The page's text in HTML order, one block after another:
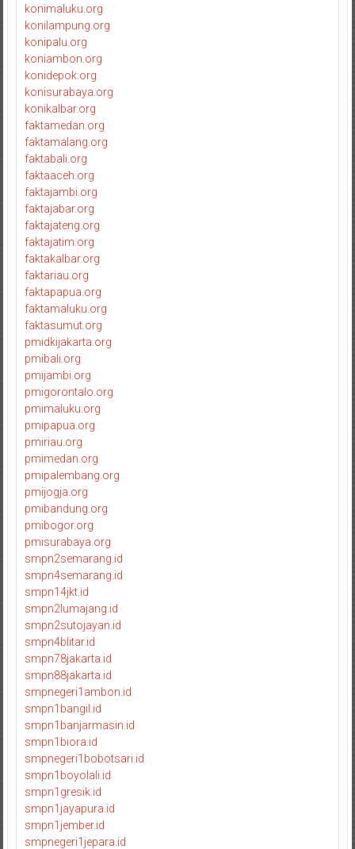
konimaluku.org
konilampung.org
konipalu.org
koniambon.org
konidepok.org
konisurabaya.org
konikalbar.org
faktamedan.org
faktamalang.org
faktabali.org
faktaaceh.org
faktajambi.org
faktajabar.org
faktajateng.org
faktajatim.org
faktakalbar.org
faktariau.org
faktapapua.org
faktamaluku.org
faktasumut.org
pmidkijakarta.org
pmibali.org
pmijambi.org
pmigorontalo.org
pmimaluku.org
pmipapua.org
pmiriau.org
pmimedan.org
pmipalembang.org
pmijogja.org
pmibandung.org
pmibogor.org
pmisurabaya.org
smpn2semarang.id
smpn4semarang.id
smpn14jkt.id
smpn2lumajang.id
smpn2sutojayan.id
smpn4blitar.id
smpn78jakarta.id
smpn88jakarta.id
smpnegeri1ambon.id
smpn1bangil.id
smpn1banjarmasin.id
smpn1biora.id
smpnegeri1bobotsari.id
smpn1boyolali.id
smpn1gresik.id
smpn1jayapura.id
smpn1jember.id
smpnegeri1jepara.id